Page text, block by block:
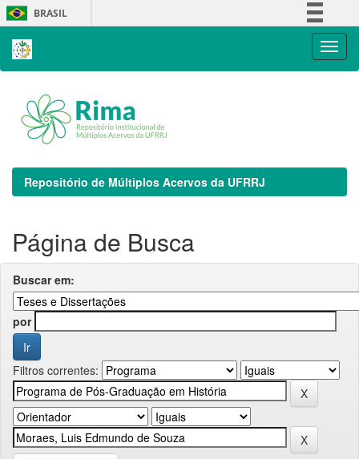
Skip
navigation
BRASIL
Repositório de Múltiplos Acervos da UFRRJ
Página de Busca
Buscar em:
por
Filtros correntes: